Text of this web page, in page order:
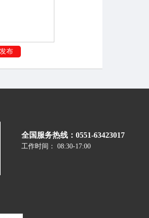
发布
全国服务热线：0551-63423017
工作时间： 08:30-17:00